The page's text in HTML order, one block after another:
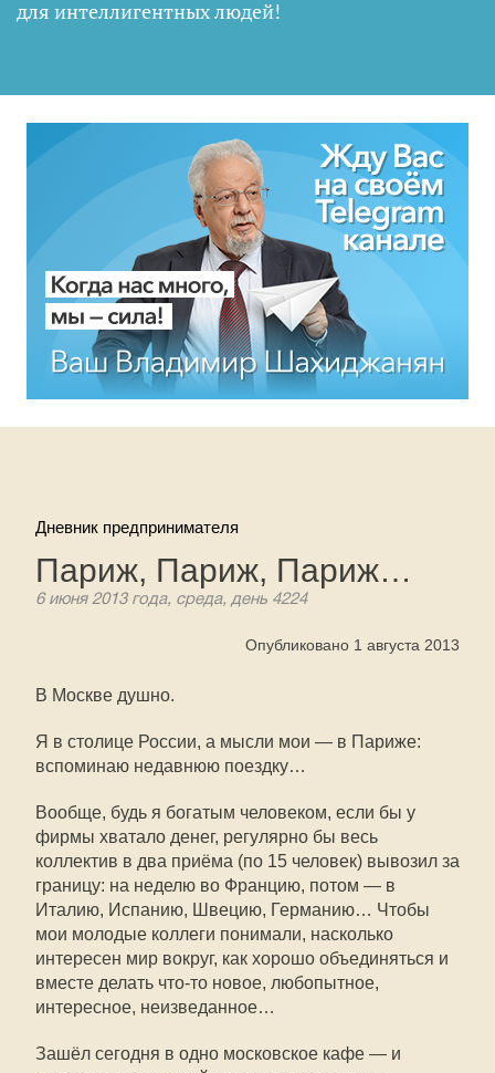
для интеллигентных людей!
Дневник предпринимателя
Париж, Париж, Париж…
6 июня 2013 года, среда, день 4224
Опубликовано 1 августа 2013
В Москве душно.
Я в столице России, а мысли мои — в Париже:
вспоминаю недавнюю поездку…
Вообще, будь я богатым человеком, если бы у
фирмы хватало денег, регулярно бы весь
коллектив в два приёма (по 15 человек) вывозил за
границу: на неделю во Францию, потом — в
Италию, Испанию, Швецию, Германию… Чтобы
мои молодые коллеги понимали, насколько
интересен мир вокруг, как хорошо объединяться и
вместе делать что-то новое, любопытное,
интересное, неизведанное…
Зашёл сегодня в одно московское кафе — и